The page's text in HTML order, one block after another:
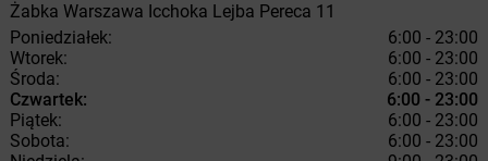
Żabka Warszawa Icchoka Lejba Pereca 11
Poniedziałek:
6:00 - 23:00
Wtorek:
6:00 - 23:00
Środa:
6:00 - 23:00
Czwartek:
6:00 - 23:00
Piątek:
6:00 - 23:00
Sobota:
6:00 - 23:00